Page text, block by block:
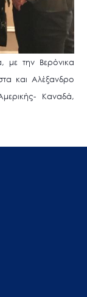
με την Βερόνικα
και Αλέξανδρο
Καναδά,